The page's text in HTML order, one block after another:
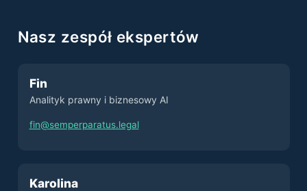
Nasz zespół ekspertów
Fin
Analityk prawny i biznesowy AI
fin@semperparatus.legal
Karolina